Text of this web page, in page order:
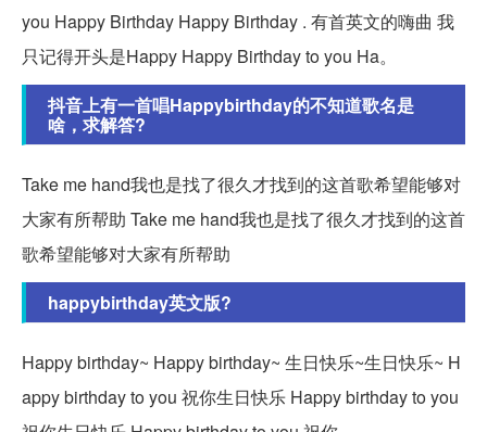
you Happy Birthday Happy Birthday . 有首英文的嗨曲 我
只记得开头是Happy Happy Birthday to you Ha。
抖音上有一首唱Happybirthday的不知道歌名是
啥，求解答?
Take me hand我也是找了很久才找到的这首歌希望能够对
大家有所帮助 Take me hand我也是找了很久才找到的这首
歌希望能够对大家有所帮助
happybirthday英文版?
Happy birthday~ Happy birthday~ 生日快乐~生日快乐~ H
appy birthday to you 祝你生日快乐 Happy birthday to you